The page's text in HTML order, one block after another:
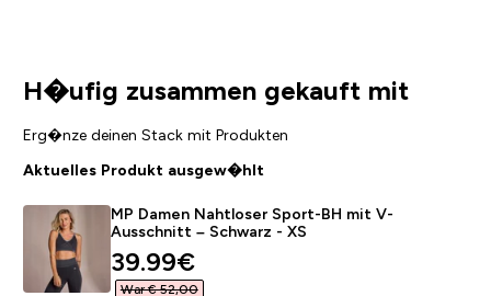
H�ufig zusammen gekauft mit
Erg�nze deinen Stack mit Produkten
Aktuelles Produkt ausgew�hlt
MP Damen Nahtloser Sport-BH mit V-
Ausschnitt – Schwarz - XS
discounted price
39.99€‎
War € 52,00‎